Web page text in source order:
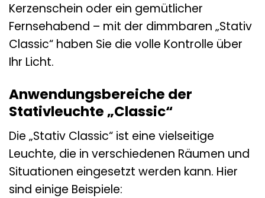
Kerzenschein oder ein gemütlicher
Fernsehabend – mit der dimmbaren „Stativ
Classic“ haben Sie die volle Kontrolle über
Ihr Licht.
Anwendungsbereiche der
Stativleuchte „Classic“
Die „Stativ Classic“ ist eine vielseitige
Leuchte, die in verschiedenen Räumen und
Situationen eingesetzt werden kann. Hier
sind einige Beispiele: